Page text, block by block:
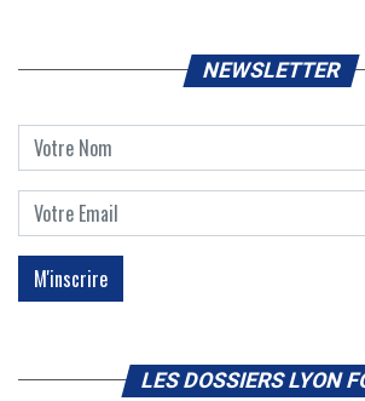
NEWSLETTER
LES DOSSIERS LYON